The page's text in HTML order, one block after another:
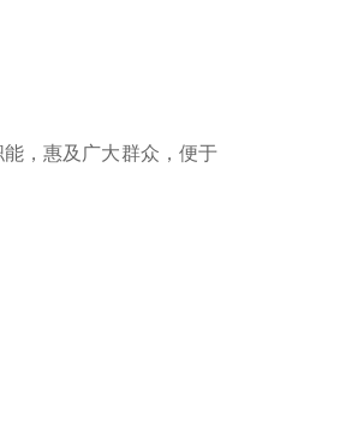
，惠及广大群众，便于